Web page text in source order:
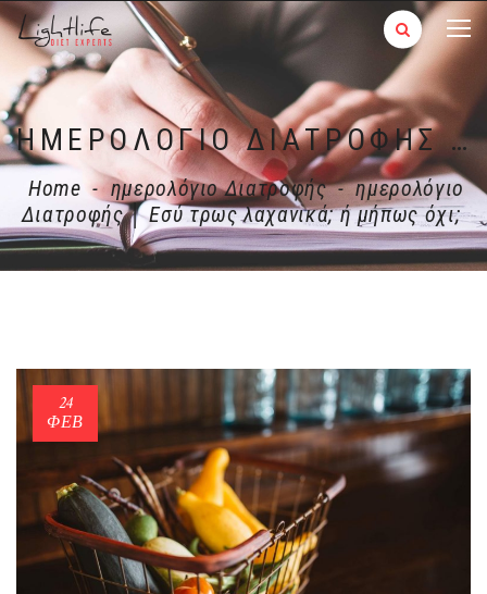
ΗΜΕΡΟΛΌΓΙΟ ΔΙΑΤΡΟΦΉΣ │ ΕΣΎ ΤΡΩΣ ΛΑΧΑΝΙΚΆ; Ή ΜΉΠΩΣ ΌΧΙ;
Home - ημερολόγιο Διατροφής - ημερολόγιο
Διατροφής │ Εσύ τρως λαχανικά; ή μήπως όχι;
24
ΦΕΒ